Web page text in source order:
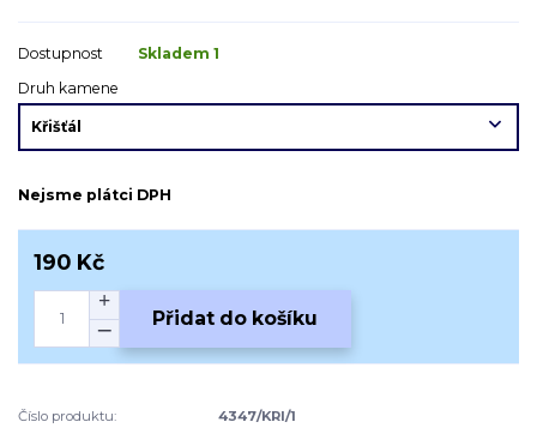
Dostupnost
Skladem 1
Druh kamene
Nejsme plátci DPH
190 Kč
Přidat do košíku
Číslo produktu: 4347/KRI/1